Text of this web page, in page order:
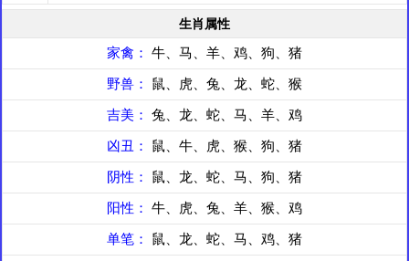
生肖属性
家禽： 牛、马、羊、鸡、狗、猪
野兽： 鼠、虎、兔、龙、蛇、猴
吉美： 兔、龙、蛇、马、羊、鸡
凶丑： 鼠、牛、虎、猴、狗、猪
阴性： 鼠、龙、蛇、马、狗、猪
阳性： 牛、虎、兔、羊、猴、鸡
单笔： 鼠、龙、蛇、马、鸡、猪